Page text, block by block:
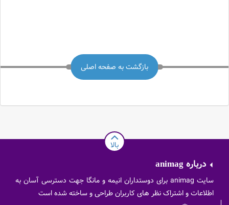
بازگشت به صفحه اصلی
بالا
درباره animag
سایت animag برای دوستداران انیمه و مانگا جهت دسترسی آسان به
اطلاعات و اشتراک نظر های کاربران طراحی و ساخته شده است